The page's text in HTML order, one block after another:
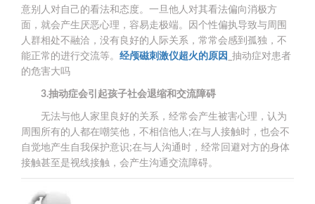
意别人对自己的看法和态度。一旦他人对其看法偏向消极方
面，就会产生厌恶心理，容易走极端。因个性偏执导致与周围
人群相处不融洽，没有良好的人际关系，常常会感到孤独，不
能正常的进行交流等。 经颅磁刺激仪超火的原因 _抽动症对患者
的危害大吗
3.抽动症会引起孩子社会退缩和交流障碍
无法与他人家里良好的关系，经常会产生被害心理，认为
周围所有的人都在嘲笑他，不相信他人;在与人接触时，也会不
自觉地产生自我保护意识;在与人沟通时，经常回避对方的身体
接触甚至是视线接触，会产生沟通交流障碍。